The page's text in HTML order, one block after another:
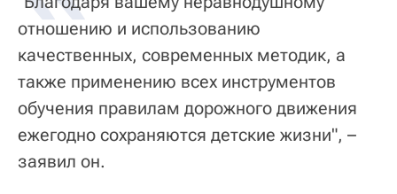
отношению и использованию
качественных, современных методик, а
также применению всех инструментов
обучения правилам дорожного движения
ежегодно сохраняются детские жизни", –
заявил он.